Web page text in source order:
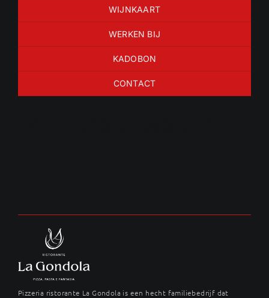
WIJNKAART
WERKEN BIJ
KADOBON
CONTACT
Pizzeria ristorante La Gondola is een hecht familiebedrijf dat